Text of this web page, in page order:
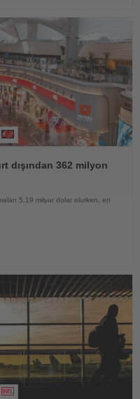
dışından 362 milyon
5,19 milyar dolar olurken, en